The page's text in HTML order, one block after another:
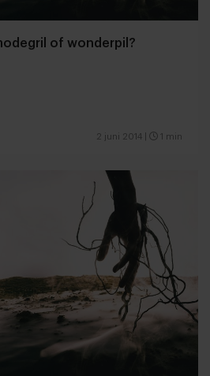
of wonderpil?
2 juni 2014 1 min